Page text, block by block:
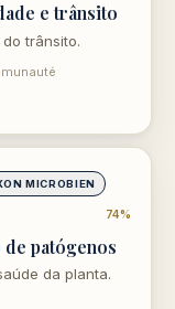
e trânsito
trânsito.
MICROBIEN
74%
patógenos
da planta.